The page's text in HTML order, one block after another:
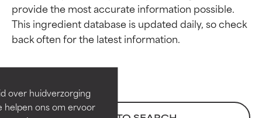
over huidverzorging
helpen ons om ervoor
provide the most accurate information possible.
This ingredient database is updated daily, so check
Beoordelingen van
ingrediënten
Bewezen en ondersteund door
onafhankelijk onderzoek.
Beoordelingen van
ingrediënten
Bewezen en ondersteund door
onafhankelijk onderzoek.